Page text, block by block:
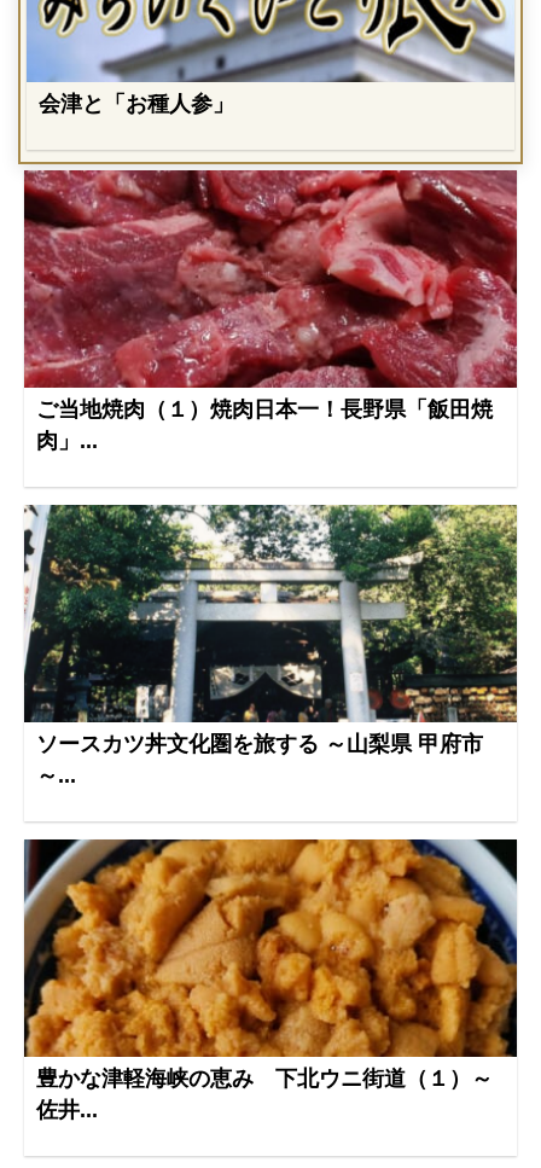
会津と「お種人参」
ご当地焼肉（１）焼肉日本一！長野県「飯田焼
肉」...
ソースカツ丼文化圏を旅する ～山梨県 甲府市
～...
豊かな津軽海峡の恵み 下北ウニ街道（１）～
佐井...